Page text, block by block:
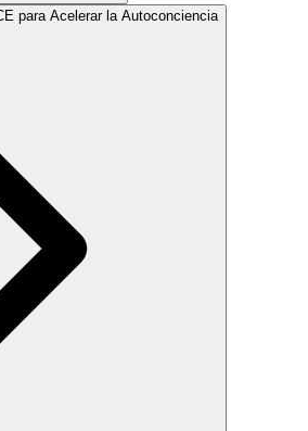
para Acelerar la Autoconciencia